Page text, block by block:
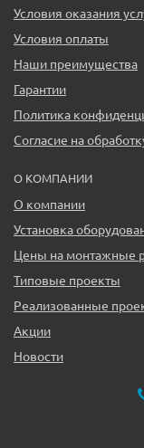
Условия оказания
Условия оплаты
Наши преимущества
Гарантии
Политика
Согласие на
О КОМПАНИИ
О компании
Установка
Цены на монтажные
Типовые проекты
Реализованные
Акции
Новости